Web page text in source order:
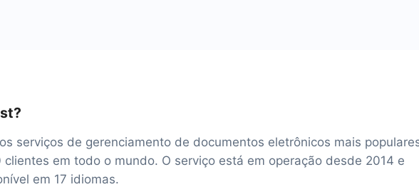
serviços de gerenciamento de documentos eletrônicos mais
em todo o mundo. O serviço está em operação desde 2014 e
em 17 idiomas.